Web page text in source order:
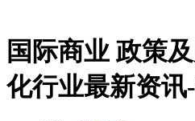
国际商业 政策
化行业最新资讯